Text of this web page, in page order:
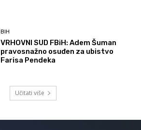
BIH
VRHOVNI SUD FBiH: Adem Šuman
pravosnažno osuđen za ubistvo
Farisa Pendeka
Učitati više